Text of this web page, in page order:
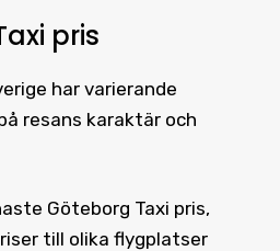
pris
har varierande
resans karaktär och
Göteborg Taxi pris,
till olika flygplatser